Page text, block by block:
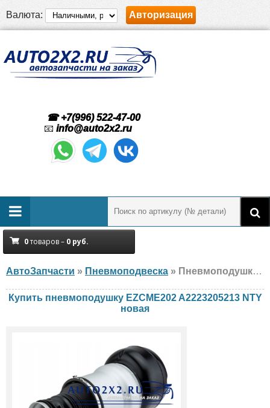
Валюта: Авторизация
☎ +7(996) 522-47-00
📧 info@auto2x2.ru
0товаров – 0 руб.
АвтоЗапчасти » Пневмоподвеска » Пневмоподушка NTY EZCME202 A2223205213 Mercedes, новая
Купить пневмоподушку EZCME202 A2223205213 NTY
новая